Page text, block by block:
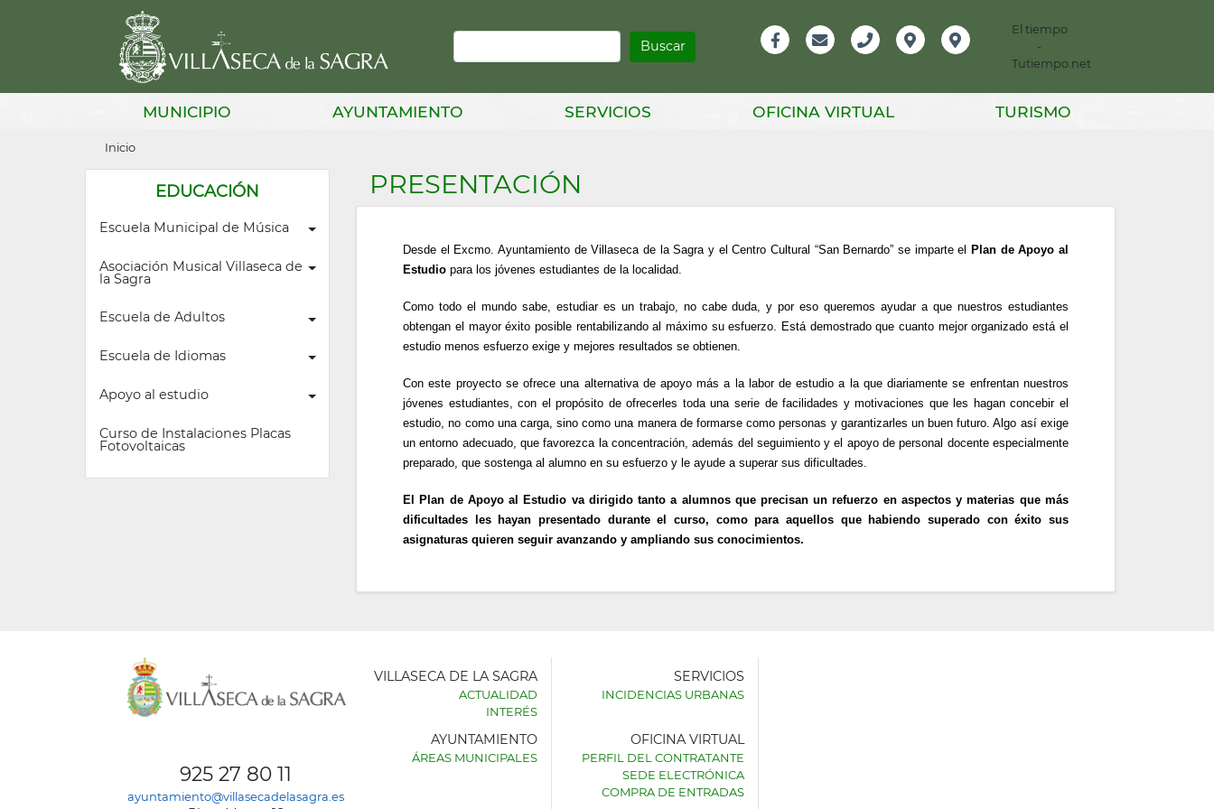
Buscar
Información
El tiempo
-
Tutiempo.net
MUNICIPIO AYUNTAMIENTO SERVICIOS OFICINA VIRTUAL TURISMO
Sobrescribir
enlaces
ayuda
a
navegación
Inicio
EDUCACIÓN
Escuela Municipal de Música
Asociación Musical Villaseca de
la Sagra
Escuela de Adultos
Escuela de Idiomas
Apoyo al estudio
Curso de Instalaciones Placas
Fotovoltaicas
PRESENTACIÓN
Desde el Excmo. Ayuntamiento de Villaseca de la Sagra y el Centro Cultural “San Bernardo” se imparte el
Plan de Apoyo al
Estudio para los jóvenes estudiantes de la localidad.
Como todo el mundo sabe, estudiar es un trabajo, no cabe duda, y por eso queremos ayudar a que nuestros estudiantes
obtengan el mayor éxito posible rentabilizando al máximo su esfuerzo. Está demostrado que cuanto mejor organizado está el
estudio menos esfuerzo exige y mejores resultados se obtienen.
Con este proyecto se ofrece una alternativa de apoyo más a la labor de estudio a la que diariamente se enfrentan nuestros
jóvenes estudiantes, con el propósito de ofrecerles toda una serie de facilidades y motivaciones que les hagan concebir el
estudio, no como una carga, sino como una manera de formarse como personas y garantizarles un buen futuro. Algo así exige
un entorno adecuado, que favorezca la concentración, además del seguimiento y el apoyo de personal docente especialmente
preparado, que sostenga al alumno en su esfuerzo y le ayude a superar sus dificultades.
El Plan de Apoyo al Estudio va dirigido tanto a alumnos que precisan un refuerzo en aspectos y materias que más
dificultades les hayan presentado durante el curso, como para aquellos que habiendo superado con éxito sus
asignaturas quieren seguir avanzando y ampliando sus conocimientos.
925 27 80 11
ayuntamiento@villasecadelasagra.es
AYUNTAMIENTO
VILLASECA DE LA SAGRA
ACTUALIDAD
INTERÉS
SERVICIOS
INCIDENCIAS URBANAS
AYUNTAMIENTO
ÁREAS MUNICIPALES
OFICINA VIRTUAL
PERFIL DEL CONTRATANTE
SEDE ELECTRÓNICA
COMPRA DE ENTRADAS